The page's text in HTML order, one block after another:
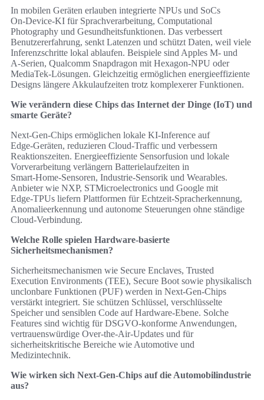
In mobilen Geräten erlauben integrierte NPUs und SoCs
On‑Device‑KI für Sprachverarbeitung, Computational
Photography und Gesundheitsfunktionen. Das verbessert
Benutzererfahrung, senkt Latenzen und schützt Daten, weil viele
Inferenzschritte lokal ablaufen. Beispiele sind Apples M‑ und
A‑Serien, Qualcomm Snapdragon mit Hexagon‑NPU oder
MediaTek‑Lösungen. Gleichzeitig ermöglichen energieeffiziente
Designs längere Akkulaufzeiten trotz komplexerer Funktionen.
Wie verändern diese Chips das Internet der Dinge (IoT) und
smarte Geräte?
Next‑Gen‑Chips ermöglichen lokale KI‑Inference auf
Edge‑Geräten, reduzieren Cloud‑Traffic und verbessern
Reaktionszeiten. Energieeffiziente Sensorfusion und lokale
Vorverarbeitung verlängern Batterielaufzeiten in
Smart‑Home‑Sensoren, Industrie‑Sensorik und Wearables.
Anbieter wie NXP, STMicroelectronics und Google mit
Edge‑TPUs liefern Plattformen für Echtzeit‑Spracherkennung,
Anomalieerkennung und autonome Steuerungen ohne ständige
Cloud‑Verbindung.
Welche Rolle spielen Hardware‑basierte
Sicherheitsmechanismen?
Sicherheitsmechanismen wie Secure Enclaves, Trusted
Execution Environments (TEE), Secure Boot sowie physikalisch
unclonbare Funktionen (PUF) werden in Next‑Gen‑Chips
verstärkt integriert. Sie schützen Schlüssel, verschlüsselte
Speicher und sensiblen Code auf Hardware‑Ebene. Solche
Features sind wichtig für DSGVO‑konforme Anwendungen,
vertrauenswürdige Over‑the‑Air‑Updates und für
sicherheitskritische Bereiche wie Automotive und
Medizintechnik.
Wie wirken sich Next‑Gen‑Chips auf die Automobilindustrie
aus?